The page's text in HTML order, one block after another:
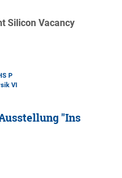
Silicon Vacancy
P
VI
"Ins